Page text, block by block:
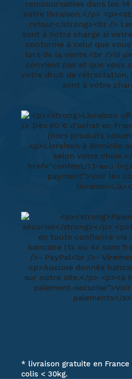
* livraison gratuite en France
colis < 30kg.